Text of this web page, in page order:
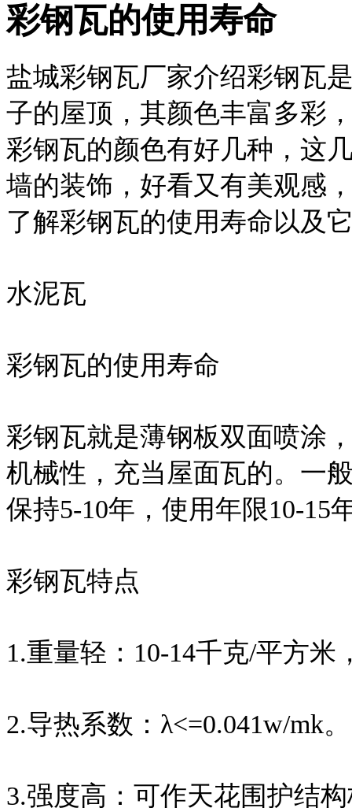
彩钢瓦的使用寿命
盐城彩钢瓦厂家介绍彩钢瓦
子的屋顶，其颜色丰富多彩
彩钢瓦的颜色有好几种，这
墙的装饰，好看又有美观感
了解彩钢瓦的使用寿命以及
水泥瓦
彩钢瓦的使用寿命
彩钢瓦就是薄钢板双面喷涂
机械性，充当屋面瓦的。一
保持5-10年，使用年限10-15
彩钢瓦特点
1.重量轻：10-14千克/平方米
2.导热系数：λ<=0.041w/mk。
3.强度高：可作天花围护结